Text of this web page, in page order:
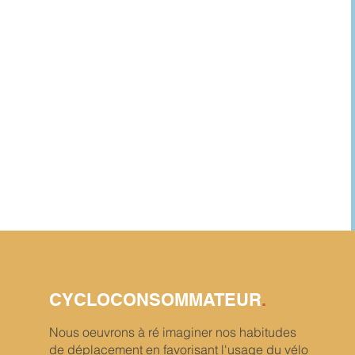
CYCLOCONSOMMATEUR.
Nous oeuvrons à ré imaginer nos habitudes
de déplacement en favorisant l'usage du vélo